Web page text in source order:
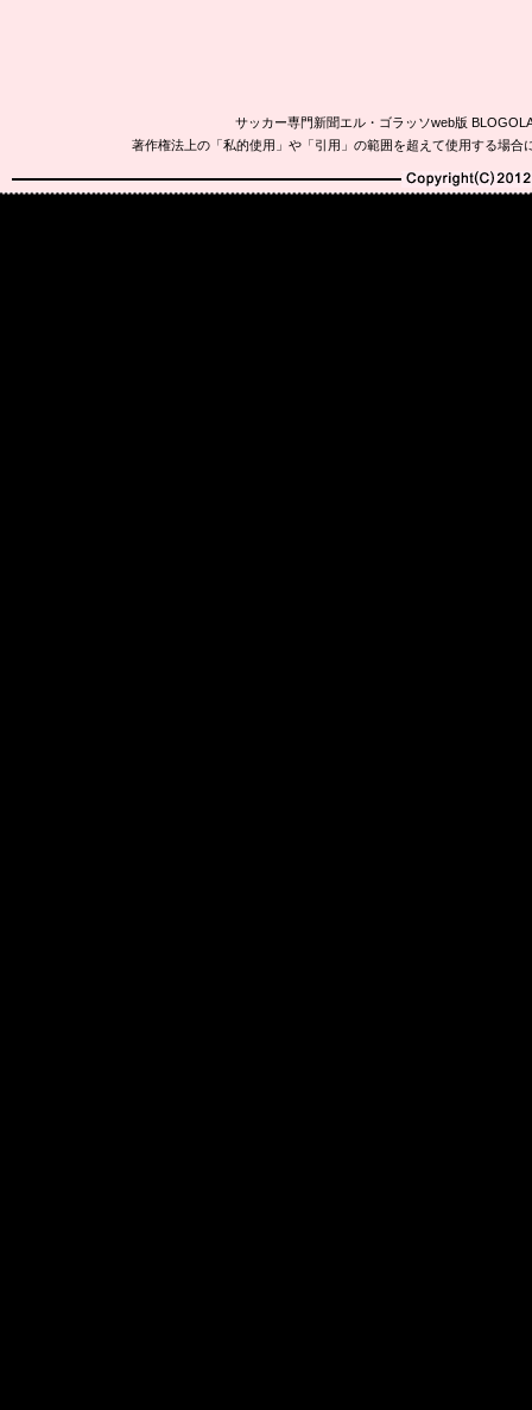
サッカー専門新聞エル・ゴラッソweb版
著作権法上の「私的使用」や「引用」の範囲を超えて使用する場
Copyright(C)2010-